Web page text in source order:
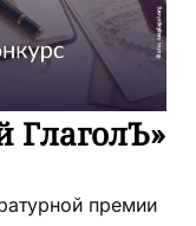
ГлаголЪ»
премии